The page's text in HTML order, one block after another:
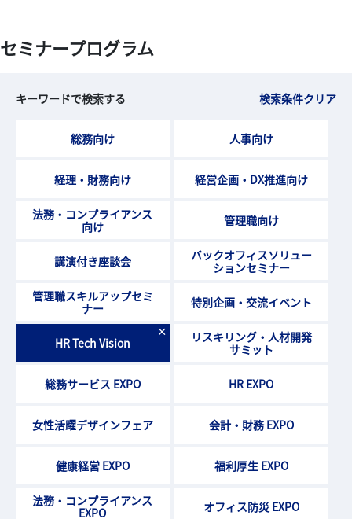
セミナープログラム
キーワードで検索する 検索条件クリア
総務向け 人事向け
経理・財務向け 経営企画・DX推進向け
法務・コンプライアンス
向け
管理職向け
講演付き座談会
バックオフィスソリュー
ションセミナー
管理職スキルアップセミ
ナー
特別企画・交流イベント
HR Tech Vision
×
リスキリング・人材開発
サミット
総務サービス EXPO HR EXPO
女性活躍デザインフェア 会計・財務 EXPO
健康経営 EXPO 福利厚生 EXPO
法務・コンプライアンス
EXPO
オフィス防災 EXPO